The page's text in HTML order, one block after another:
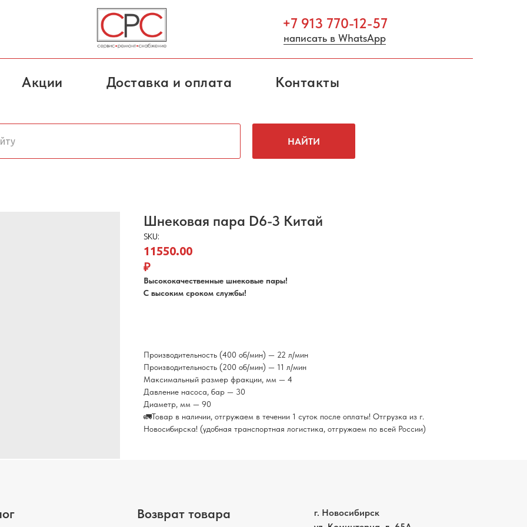
+7 913 770-12-57
написать в WhatsApp
Акции Доставка и оплата Контакты
НАЙТИ
Шнековая пара D6-3 Китай
SKU:
11550.00
₽
Высококачественные шнековые пары!
С высоким сроком службы!
Производительность (400 об/мин) — 22 л/мин
Производительность (200 об/мин) — 11 л/мин
Максимальный размер фракции, мм — 4
Давление насоса, бар — 30
Диаметр, мм — 90
🚛Товар в наличии, отгружаем в течении 1 суток после оплаты! Отгрузка из г.
Новосибирска! (удобная транспортная логистика, отгружаем по всей России)
Возврат товара
г. Новосибирск